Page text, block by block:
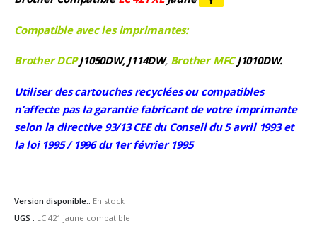
Compatible avec les imprimantes:
Brother DCP J1050DW, J114DW, Brother MFC J1010DW.
Utiliser des cartouches recyclées ou compatibles
n’affecte pas la garantie fabricant de votre imprimante
selon la directive 93/13 CEE du Conseil du 5 avril 1993 et
la loi 1995 / 1996 du 1er février 1995
Version disponible:: En stock
UGS : LC 421 jaune compatible